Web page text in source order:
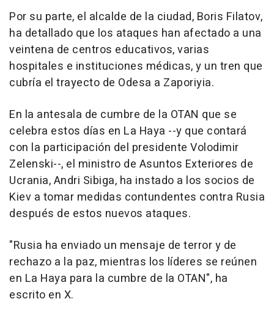
Por su parte, el alcalde de la ciudad, Boris Filatov,
ha detallado que los ataques han afectado a una
veintena de centros educativos, varias
hospitales e instituciones médicas, y un tren que
cubría el trayecto de Odesa a Zaporiyia.
En la antesala de cumbre de la OTAN que se
celebra estos días en La Haya --y que contará
con la participación del presidente Volodimir
Zelenski--, el ministro de Asuntos Exteriores de
Ucrania, Andri Sibiga, ha instado a los socios de
Kiev a tomar medidas contundentes contra Rusia
después de estos nuevos ataques.
"Rusia ha enviado un mensaje de terror y de
rechazo a la paz, mientras los líderes se reúnen
en La Haya para la cumbre de la OTAN", ha
escrito en X.